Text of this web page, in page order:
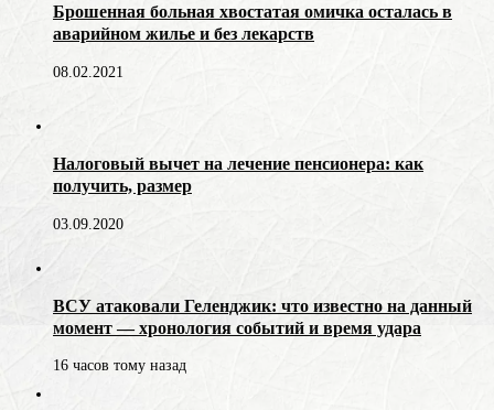
Брошенная больная хвостатая омичка осталась в
аварийном жилье и без лекарств
08.02.2021
Налоговый вычет на лечение пенсионера: как
получить, размер
03.09.2020
ВСУ атаковали Геленджик: что известно на данный
момент — хронология событий и время удара
16 часов тому назад